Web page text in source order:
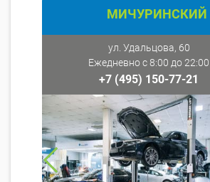
МИЧУРИНСКИЙ
ул. Удальцова, 60
Ежедневно с 8:00 до 22:00
+7 (495) 150-77-21